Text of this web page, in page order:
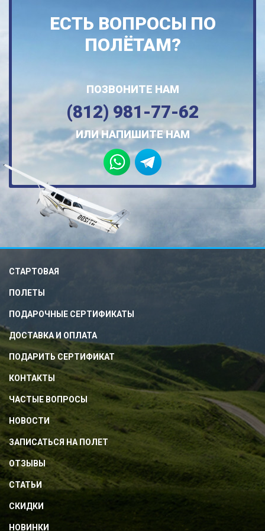
ЕСТЬ ВОПРОСЫ ПО
ПОЛЁТАМ?
ПОЗВОНИТЕ НАМ
(812) 981-77-62
ИЛИ НАПИШИТЕ НАМ
СТАРТОВАЯ
ПОЛЕТЫ
ПОДАРОЧНЫЕ СЕРТИФИКАТЫ
ДОСТАВКА И ОПЛАТА
ПОДАРИТЬ СЕРТИФИКАТ
КОНТАКТЫ
ЧАСТЫЕ ВОПРОСЫ
НОВОСТИ
ЗАПИСАТЬСЯ НА ПОЛЕТ
ОТЗЫВЫ
СТАТЬИ
СКИДКИ
НОВИНКИ